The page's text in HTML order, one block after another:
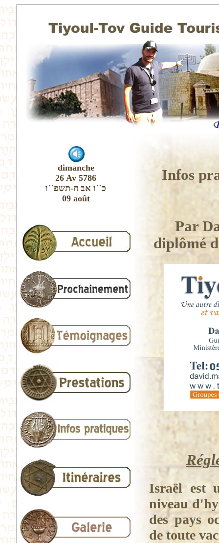
dimanche
26 Av 5786
כ``ו אב ה-תשפ``ו
09 août
Infos
Par
diplômé
Israël est
niveau
des pays
de toute